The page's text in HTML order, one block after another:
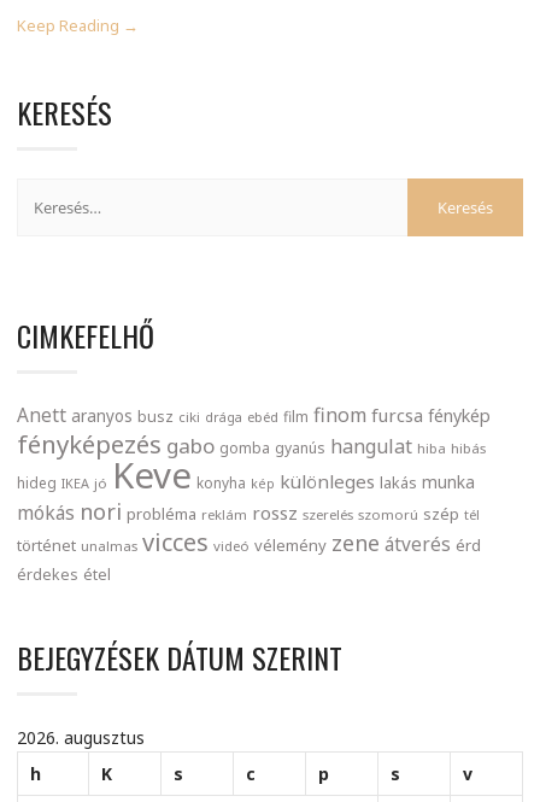
Keep Reading →
KERESÉS
CIMKEFELHŐ
Anett aranyos busz ciki drága ebéd film finom furcsa fénykép
fényképezés gabo gomba gyanús hangulat hiba hibás
hideg IKEA jó Keve konyha kép különleges lakás munka
mókás nori probléma reklám rossz szerelés szomorú szép tél
történet unalmas vicces videó vélemény zene átverés érd
érdekes étel
BEJEGYZÉSEK DÁTUM SZERINT
2026. augusztus
h
K s c p s
v